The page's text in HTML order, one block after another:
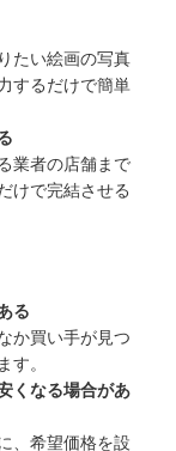
たい絵画の写真
するだけで簡単
業者の店舗まで
けで完結させる
る
か買い手が見つ
す。
くなる場合があ
、希望価格を設